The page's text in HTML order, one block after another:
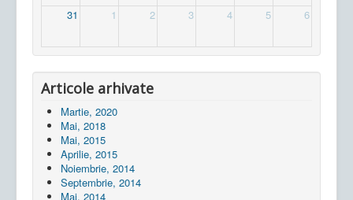
31 1 2 3 4 5 6
Articole arhivate
Martie, 2020
Mai, 2018
Mai, 2015
Aprilie, 2015
Noiembrie, 2014
Septembrie, 2014
Mai, 2014